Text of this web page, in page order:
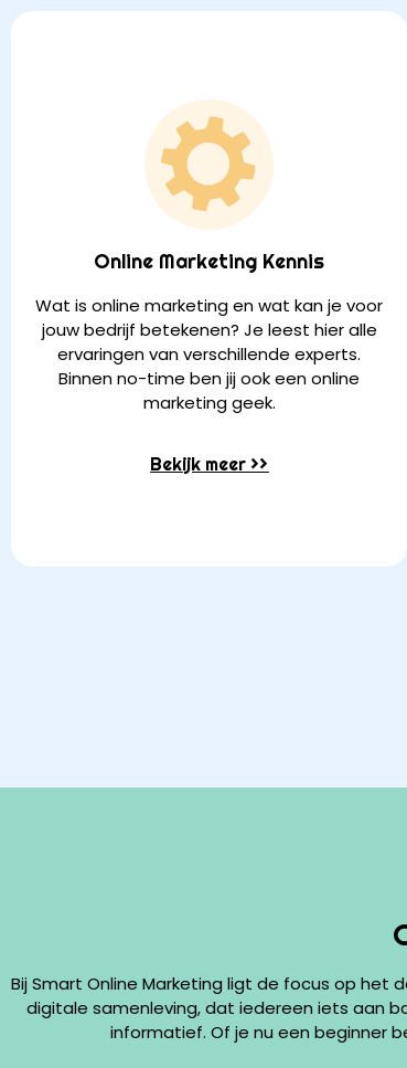
Online Marketing Kennis
Wat is online marketing en wat kan je voor
jouw bedrijf betekenen? Je leest hier alle
ervaringen van verschillende experts.
Binnen no-time ben jij ook een online
marketing geek.
Bekijk meer >>
Bij Smart Online Marketing ligt de focus op het
digitale samenleving, dat iedereen iets aan
informatief. Of je nu een beginner